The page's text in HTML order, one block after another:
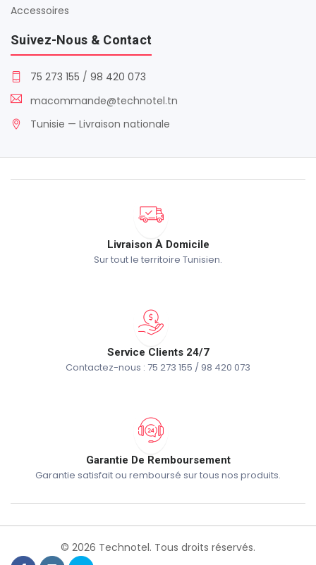
Accessoires
Suivez-Nous & Contact
75 273 155 / 98 420 073
macommande@technotel.tn
Tunisie — Livraison nationale
Livraison À Domicile
Sur tout le territoire Tunisien.
Service Clients 24/7
Contactez-nous : 75 273 155 / 98 420 073
Garantie De Remboursement
Garantie satisfait ou remboursé sur tous nos produits.
© 2026 Technotel. Tous droits réservés.